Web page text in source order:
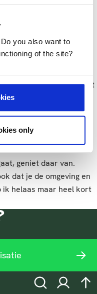
you also want to
of the site?
only
mensen. De
niet helemaal. Ik
van werken.
In Portugal is het
en dan door te
wel anders. Daarnaast
Nederland is er meer
me daar zelf beter in
eens te ervaren,
werd
geniet daar van.
dat je de omgeving en
ik helaas maar heel kort
ZoekenInloggen